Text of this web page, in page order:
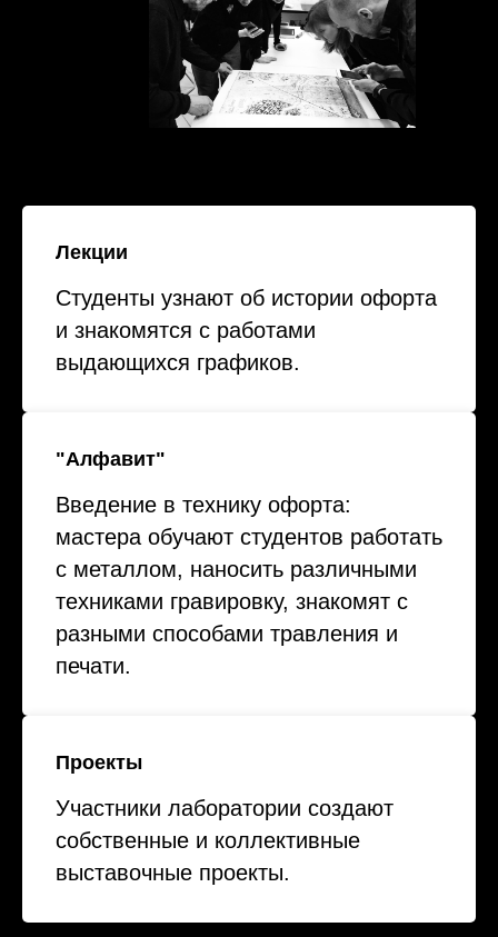
Лекции
Студенты узнают об истории офорта
и знакомятся с работами
выдающихся графиков.
"Алфавит"
Введение в технику офорта:
мастера обучают студентов работать
с металлом, наносить различными
техниками гравировку, знакомят с
разными способами травления и
печати.
Проекты
Участники лаборатории создают
собственные и коллективные
выставочные проекты.